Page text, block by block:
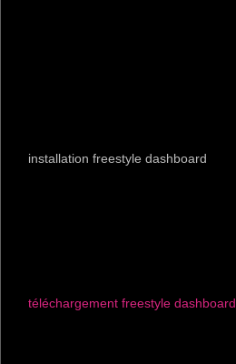
installation freestyle dashboard
téléchargement freestyle dashboard